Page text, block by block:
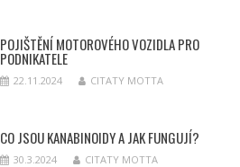
POJIŠTĚNÍ MOTOROVÉHO VOZIDLA PRO
PODNIKATELE
22.11.2024 CITATY MOTTA
CO JSOU KANABINOIDY A JAK FUNGUJÍ?
30.3.2024 CITATY MOTTA